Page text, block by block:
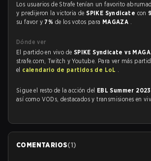
Los usuarios de Strafe tenían un favorito
y predijeron la victoria deSPIKE Syndicate con
su favor y 7% de los votos para MAGAZA .
Dónde ver
El partido en vivo de SPIKE Syndicate vs
strafe.com, Twitch y Youtube. Para ver más
el calendario de partidos de LoL .
Sigue el resto de la acción del EBL Summer
así como VODs, destacados y transmisiones en
COMENTARIOS(1)